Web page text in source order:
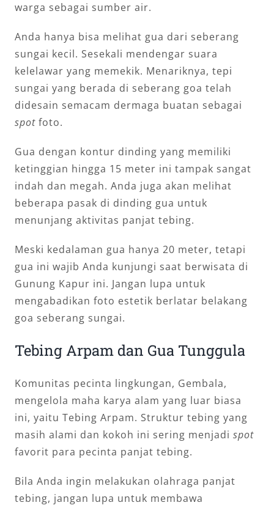
warga sebagai sumber air.
Anda hanya bisa melihat gua dari seberang
sungai kecil. Sesekali mendengar suara
kelelawar yang memekik. Menariknya, tepi
sungai yang berada di seberang goa telah
didesain semacam dermaga buatan sebagai
spot foto.
Gua dengan kontur dinding yang memiliki
ketinggian hingga 15 meter ini tampak sangat
indah dan megah. Anda juga akan melihat
beberapa pasak di dinding gua untuk
menunjang aktivitas panjat tebing.
Meski kedalaman gua hanya 20 meter, tetapi
gua ini wajib Anda kunjungi saat berwisata di
Gunung Kapur ini. Jangan lupa untuk
mengabadikan foto estetik berlatar belakang
goa seberang sungai.
Tebing Arpam dan Gua Tunggula
Komunitas pecinta lingkungan, Gembala,
mengelola maha karya alam yang luar biasa
ini, yaitu Tebing Arpam. Struktur tebing yang
masih alami dan kokoh ini sering menjadi spot
favorit para pecinta panjat tebing.
Bila Anda ingin melakukan olahraga panjat
tebing, jangan lupa untuk membawa